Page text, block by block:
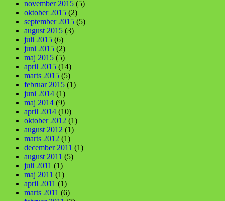
november 2015 (5)
oktober 2015 (2)
september 2015 (5)
august 2015 (3)
juli 2015 (6)
juni 2015 (2)
maj 2015 (5)
april 2015 (14)
marts 2015 (5)
februar 2015 (1)
juni 2014 (1)
maj 2014 (9)
april 2014 (10)
oktober 2012 (1)
august 2012 (1)
marts 2012 (1)
december 2011 (1)
august 2011 (5)
juli 2011 (1)
maj 2011 (1)
april 2011 (1)
marts 2011 (6)